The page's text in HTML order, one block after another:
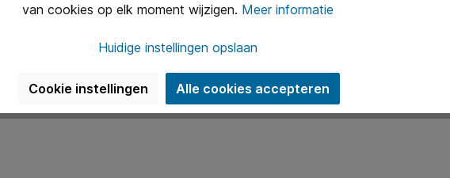
van cookies op elk moment wijzigen. Meer informatie
Huidige instellingen opslaan
Cookie instellingen Alle cookies accepteren